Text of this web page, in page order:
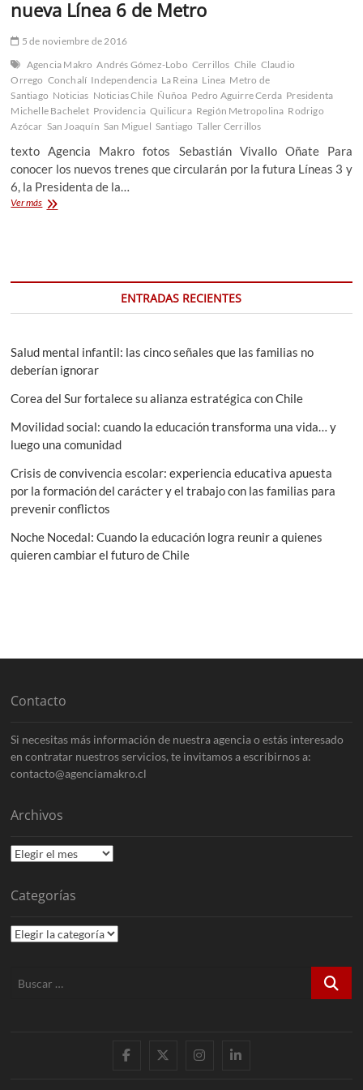
nueva Línea 6 de Metro
5 de noviembre de 2016
Agencia Makro Andrés Gómez-Lobo Cerrillos Chile Claudio
Orrego Conchalí Independencia La Reina Linea Metro de
Santiago Noticias Noticias Chile Ñuñoa Pedro Aguirre Cerda Presidenta
Michelle Bachelet Providencia Quilicura Región Metropolina Rodrigo
Azócar San Joaquín San Miguel Santiago Taller Cerrillos
texto Agencia Makro fotos Sebastián Vivallo Oñate Para
conocer los nuevos trenes que circularán por la futura Líneas 3 y
6, la Presidenta de la…
Ver másAutoridades
Línea
de
Metro
ENTRADAS RECIENTES
Salud mental infantil: las cinco señales que las familias no
deberían ignorar
Corea del Sur fortalece su alianza estratégica con Chile
Movilidad social: cuando la educación transforma una vida… y
luego una comunidad
Crisis de convivencia escolar: experiencia educativa apuesta
por la formación del carácter y el trabajo con las familias para
prevenir conflictos
Noche Nocedal: Cuando la educación logra reunir a quienes
quieren cambiar el futuro de Chile
Contacto
Si necesitas más información de nuestra agencia o estás interesado
en contratar nuestros servicios, te invitamos a escribirnos a:
contacto@agenciamakro.cl
Archivos
Archivos
Categorías
Categorías
Buscar
FacebookInstagram
LinkedIn